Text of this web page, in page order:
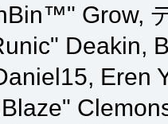
Grow,
Deakin,
Eren